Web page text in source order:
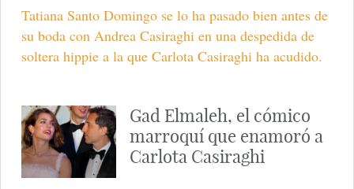
Tatiana Santo Domingo se lo ha pasado bien antes de
su boda con Andrea Casiraghi en una despedida de
soltera hippie a la que Carlota Casiraghi ha acudido.
Gad Elmaleh, el cómico
marroquí que enamoró a
Carlota Casiraghi